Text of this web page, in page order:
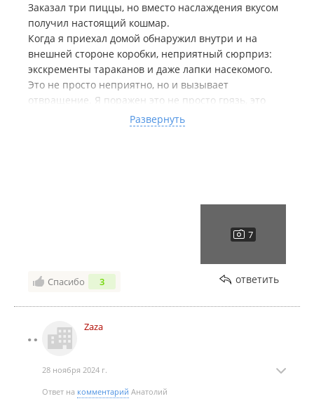
Заказал три пиццы, но вместо наслаждения вкусом
получил настоящий кошмар.
Когда я приехал домой обнаружил внутри и на
внешней стороне коробки, неприятный сюрприз:
экскрeменты тараканов и даже лапки насекомого.
Это не просто неприятно, но и вызывает
отвращение. Я поражен это не просто грязь, это
нарушение санитарных норм!
Не рекомендую, особенно если вы заботитесь о
Развернуть
Спасибо 3 ответить
Zaza
28 ноября 2024 г.
Ответ на комментарий Анатолий